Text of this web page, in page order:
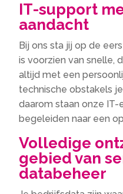
IT-support
aandacht
Bij ons sta jij op de
is voorzien van snelle,
altijd met een
technische obstakels
daarom staan onze
begeleiden naar een
Volledige
gebied van
databeheer